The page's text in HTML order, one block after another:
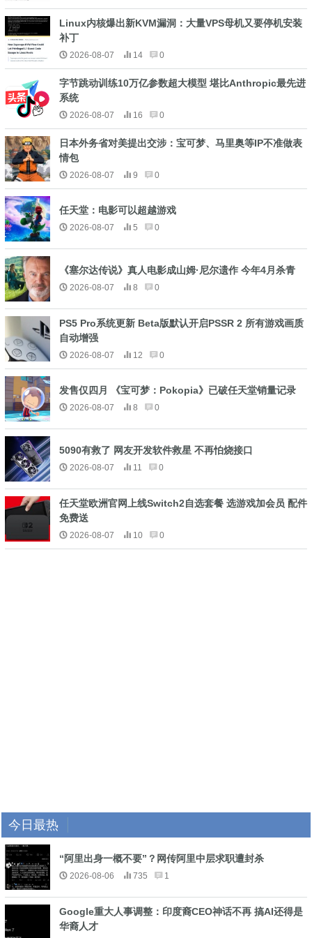
Linux内核爆出新KVM漏洞：大量VPS母机又要停机安装
补丁
2026-08-07 14 0
字节跳动训练10万亿参数超大模型 堪比Anthropic最先进
系统
2026-08-07 16 0
日本外务省对美提出交涉：宝可梦、马里奥等IP不准做表
情包
2026-08-07 9 0
任天堂：电影可以超越游戏
2026-08-07 5 0
《塞尔达传说》真人电影成山姆·尼尔遗作 今年4月杀青
2026-08-07 8 0
PS5 Pro系统更新 Beta版默认开启PSSR 2 所有游戏画质
自动增强
2026-08-07 12 0
发售仅四月 《宝可梦：Pokopia》已破任天堂销量记录
2026-08-07 8 0
5090有救了 网友开发软件救星 不再怕烧接口
2026-08-07 11 0
任天堂欧洲官网上线Switch2自选套餐 选游戏加会员 配件
免费送
2026-08-07 10 0
今日最热
“阿里出身一概不要”？网传阿里中层求职遭封杀
2026-08-06 735 1
Google重大人事调整：印度裔CEO神话不再 搞AI还得是
华裔人才